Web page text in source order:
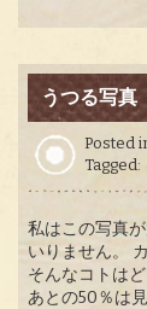
うつる写真
Posted
Tagged:
私はこの写真
いりません。
そんなコトは
あとの50％は